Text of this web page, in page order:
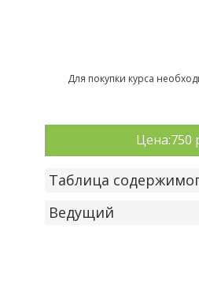
Для покупки курса
Цена:750
Таблица
Ведущий